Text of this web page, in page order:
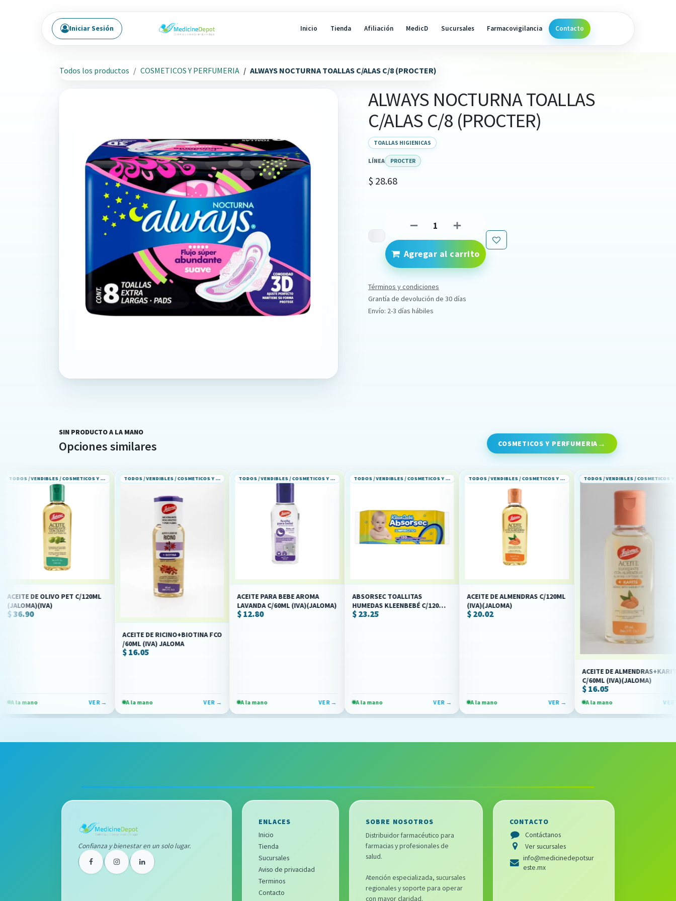
Inicio Tienda Afiliación MedicD Sucursales Farmacovigilancia Contacto
Iniciar Sesión
Todos los productos COSMETICOS Y PERFUMERIA ALWAYS NOCTURNA TOALLAS C/ALAS C/8 (PROCTER)
ALWAYS NOCTURNA TOALLAS
C/ALAS C/8 (PROCTER)
TOALLAS HIGIENICAS
LÍNEA PROCTER
$ 28.68
Agregar al carrito
Términos y condiciones
Grantía de devolución de 30 días
Envío: 2-3 días hábiles
SIN PRODUCTO A LA MANO
Opciones similares COSMETICOS Y PERFUMERIA
TODOS / VENDIBLES / COSMETICOS Y PERFUMERIA
PET C/120ML
TODOS / VENDIBLES / COSMETICOS Y PERFUMERIA
ACEITE DE RICINO+BIOTINA FCO
/60ML (IVA) JALOMA
A la mano
TODOS / VENDIBLES / COSMETICOS Y PERFUMERIA
ACEITE PARA BEBE AROMA
LAVANDA C/60ML (IVA)(JALOMA)
A la mano
TODOS / VENDIBLES / COSMETICOS Y PERFUMERIA
ABSORSEC TOALLITAS
HUMEDAS KLEENBEBÉ C/120
PZS (IVA)(KIMBERLY-CLARK)
A la mano
TODOS / VENDIBLES / COSMETICOS Y PERFUMERIA
ACEITE DE ALMENDRAS C/120ML
(IVA)(JALOMA)
A la mano
TODOS / VENDIBLES / COSMETICOS Y PERFUMERIA
ACEITE DE ALMENDRAS+KARITÉ
C/60ML (IVA)(JALOMA)
A la mano A la
Confianza y bienestar en un solo lugar.
ENLACES
Inicio
Tienda
Sucursales
Aviso de privacidad
Terminos
Contacto
SOBRE NOSOTROS
Distribuidor farmacéutico para
farmacias y profesionales de
salud.
Atención especializada, sucursales
regionales y soporte para operar
con mayor claridad.
CONTACTO
Contáctanos
Ver sucursales
info@medicinedepotsur
este.mx